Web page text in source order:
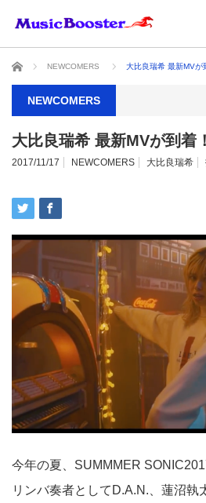
ホーム NEWCOMERS 大比良瑞希 最新MVが
NEWCOMERS
大比良瑞希 最新MVが到着！
2017/11/17 NEWCOMERS 大比良瑞希
今年の夏、SUMMMER
リンバ奏者として D.A.N. 、蓮沼